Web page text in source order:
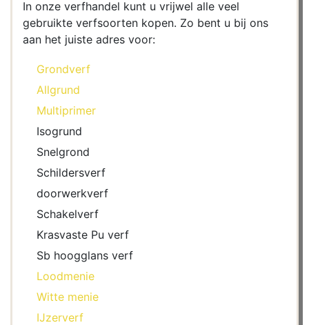
In onze verfhandel kunt u vrijwel alle veel
gebruikte verfsoorten kopen. Zo bent u bij ons
aan het juiste adres voor:
Grondverf
Allgrund
Multiprimer
Isogrund
Snelgrond
Schildersverf
doorwerkverf
Schakelverf
Krasvaste Pu verf
Sb hoogglans verf
Loodmenie
Witte menie
IJzerverf